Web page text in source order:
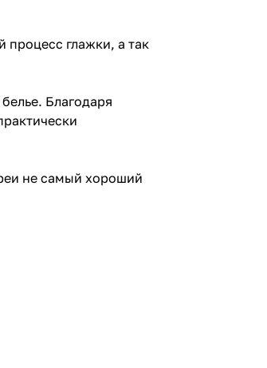
процесс глажки, а так
Благодаря
не самый хороший